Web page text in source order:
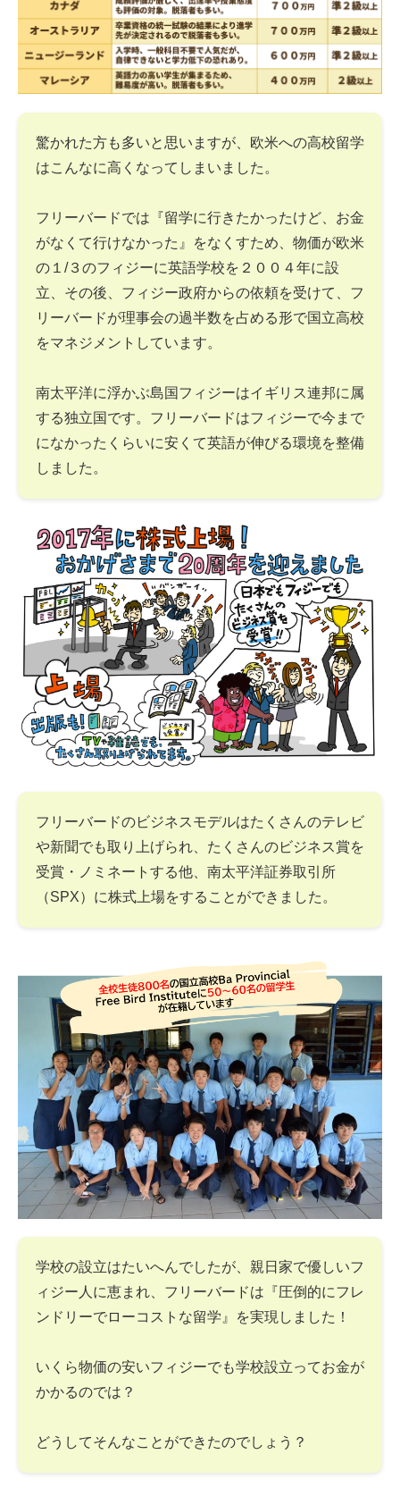
驚かれた方も多いと思いますが、欧米への高校留学
はこんなに高くなってしまいました。
フリーバードでは『留学に行きたかったけど、お金
がなくて行けなかった』をなくすため、物価が欧米
の１/３のフィジーに英語学校を２００４年に設
立、その後、フィジー政府からの依頼を受けて、フ
リーバードが理事会の過半数を占める形で国立高校
をマネジメントしています。
南太平洋に浮かぶ島国フィジーはイギリス連邦に属
する独立国です。フリーバードはフィジーで今まで
になかったくらいに安くて英語が伸びる環境を整備
しました。
フリーバードのビジネスモデルはたくさんのテレビ
や新聞でも取り上げられ、たくさんのビジネス賞を
受賞・ノミネートする他、南太平洋証券取引所
（SPX）に株式上場をすることができました。
学校の設立はたいへんでしたが、親日家で優しいフ
ィジー人に恵まれ、フリーバードは『圧倒的にフレ
ンドリーでローコストな留学』を実現しました！
いくら物価の安いフィジーでも学校設立ってお金が
かかるのでは？
どうしてそんなことができたのでしょう？